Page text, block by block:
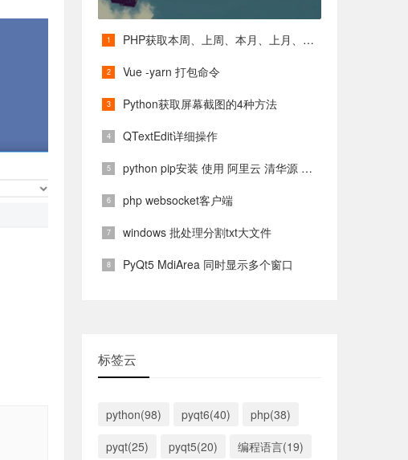
PHP获取本周、上周、本月、上月、本季度、上季度等各类具体时间
Vue -yarn 打包命令
Python获取屏幕截图的4种方法
QTextEdit详细操作
python pip安装 使用 阿里云 清华源 镜像源
php websocket客户端
windows 批处理分割txt大文件
PyQt5 MdiArea 同时显示多个窗口
标签云
python(98) pyqt6(40)
php(38)
pyqt(25)
pyqt5(20) 编程语言(19)